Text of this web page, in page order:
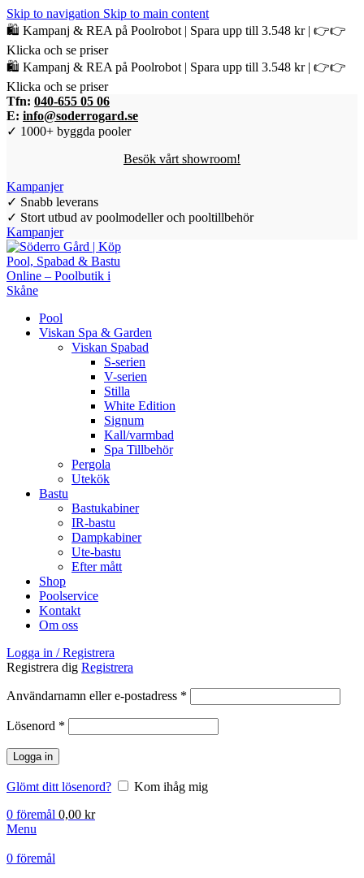
Skip to navigation Skip to main content
🛍️ Kampanj & REA på Poolrobot | Spara upp till 3.548 kr | 👉👉
Klicka och se priser
🛍️ Kampanj & REA på Poolrobot | Spara upp till 3.548 kr | 👉👉
Klicka och se priser
Tfn: 040-655 05 06
E: info@soderrogard.se
✓ 1000+ byggda pooler
Besök vårt showroom!
Kampanjer
✓ Snabb leverans
✓ Stort utbud av poolmodeller och pooltillbehör
Kampanjer
Pool
Viskan Spa & Garden
Viskan Spabad
S-serien
V-serien
Stilla
White Edition
Signum
Kall/varmbad
Spa Tillbehör
Pergola
Utekök
Bastu
Bastukabiner
IR-bastu
Dampkabiner
Ute-bastu
Efter mått
Shop
Poolservice
Kontakt
Om oss
Logga in / Registrera
Registrera dig Registrera
Användarnamn eller e-postadress *
Lösenord *
Logga in
Glömt ditt lösenord?
Kom ihåg mig
0 föremål 0,00 kr
Menu
0 föremål